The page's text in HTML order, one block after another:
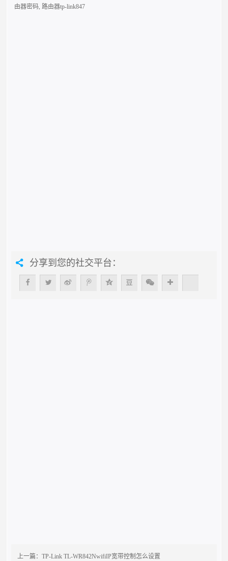
由器密码 路由器tp-link847
分享到您的社交平台：
上一篇：TP-Link TL-WR842NwifiIP宽带控制怎么设置